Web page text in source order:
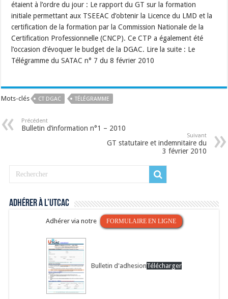
étaient à l’ordre du jour : Le rapport du GT sur la formation
initiale permettant aux TSEEAC d’obtenir la Licence du LMD et la
certification de la formation par la Commission Nationale de la
Certification Professionnelle (CNCP). Ce CTP a également été
l’occasion d’évoquer le budget de la DGAC. Lire la suite : Le
Télégramme du SATAC n° 7 du 8 février 2010
Mots-clés CT DGAC TÉLÉGRAMME
Précédent
Bulletin d’information n°1 – 2010
Suivant
GT statutaire et indemnitaire du
3 février 2010
Adhérer à l’UTCAC
Adhérer via notre FORMULAIRE EN LIGNE
Bulletin d'adhesionTélécharger